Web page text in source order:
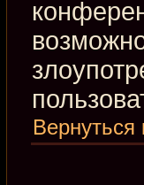
Вернуться